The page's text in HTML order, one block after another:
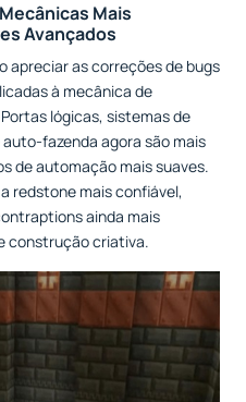
Mais
Avançados
apreciar as correções de bugs
à mecânica de
lógicas, sistemas de
fazenda agora são mais
de automação mais suaves.
redstone mais confiável,
ainda mais
construção criativa.